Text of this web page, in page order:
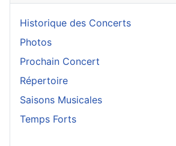
Historique des Concerts
Photos
Prochain Concert
Répertoire
Saisons Musicales
Temps Forts